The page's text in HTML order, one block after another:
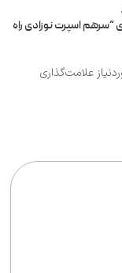
“سرهم اسپرت نوزادی راه
علامت‌گذاری